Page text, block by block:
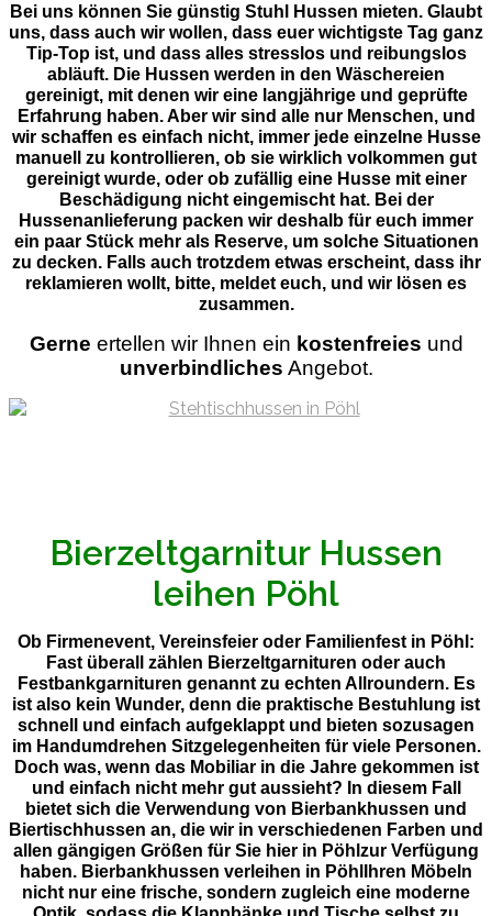
Bei uns können Sie günstig Stuhl Hussen mieten. Glaubt
uns, dass auch wir wollen, dass euer wichtigste Tag ganz
Tip-Top ist, und dass alles stresslos und reibungslos
abläuft. Die Hussen werden in den Wäschereien
gereinigt, mit denen wir eine langjährige und geprüfte
Erfahrung haben. Aber wir sind alle nur Menschen, und
wir schaffen es einfach nicht, immer jede einzelne Husse
manuell zu kontrollieren, ob sie wirklich volkommen gut
gereinigt wurde, oder ob zufällig eine Husse mit einer
Beschädigung nicht eingemischt hat. Bei der
Hussenanlieferung packen wir deshalb für euch immer
ein paar Stück mehr als Reserve, um solche Situationen
zu decken. Falls auch trotzdem etwas erscheint, dass ihr
reklamieren wollt, bitte, meldet euch, und wir lösen es
zusammen.
Gerne ertellen wir Ihnen ein kostenfreies und
unverbindliches Angebot.
Bierzeltgarnitur Hussen
leihen Pöhl
Ob Firmenevent, Vereinsfeier oder Familienfest in Pöhl:
Fast überall zählen Bierzeltgarnituren oder auch
Festbankgarnituren genannt zu echten Allroundern. Es
ist also kein Wunder, denn die praktische Bestuhlung ist
schnell und einfach aufgeklappt und bieten sozusagen
im Handumdrehen Sitzgelegenheiten für viele Personen.
Doch was, wenn das Mobiliar in die Jahre gekommen ist
und einfach nicht mehr gut aussieht? In diesem Fall
bietet sich die Verwendung von Bierbankhussen und
Biertischhussen an, die wir in verschiedenen Farben und
allen gängigen Größen für Sie hier in Pöhlzur Verfügung
haben. Bierbankhussen verleihen in PöhlIhren Möbeln
nicht nur eine frische, sondern zugleich eine moderne